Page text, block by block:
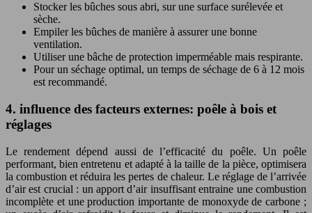
Stocker les bûches sous abri, sur une surface surélevée et
sèche.
Empiler les bûches de manière à assurer une bonne
ventilation.
Utiliser une bâche de protection imperméable mais respirante.
Pour un séchage optimal, un temps de séchage de 6 à 12 mois
est recommandé.
4. influence des facteurs externes: poêle à bois et
réglages
Le rendement dépend aussi de l’efficacité du poêle. Un poêle
performant, bien entretenu et adapté à la taille de la pièce, optimisera
la combustion et réduira les pertes de chaleur. Le réglage de l’arrivée
d’air est crucial : un apport d’air insuffisant entraine une combustion
incomplète et une production importante de monoxyde de carbone ;